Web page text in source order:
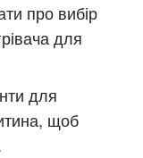
про вибір
для
для
щоб